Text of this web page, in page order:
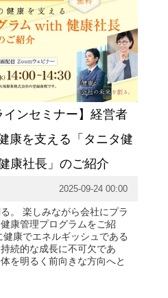
インセミナー】経営者
康を支える「タニタ健
康社長」のご紹介
2025-09-24 00:00
。 楽しみながら会社にプラ
康管理プログラムをご紹
康でエネルギッシュである
続的な成長に不可欠であ
を明るく前向きな方向へと